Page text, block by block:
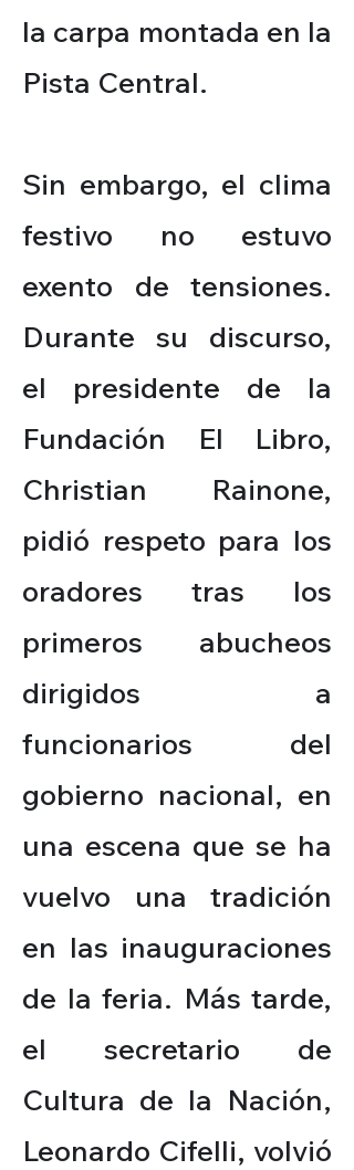
la carpa montada en la
Pista Central.
Sin embargo, el clima
festivo no estuvo
exento de tensiones.
Durante su discurso,
el presidente de la
Fundación El Libro,
Christian Rainone,
pidió respeto para los
oradores tras los
primeros abucheos
dirigidos a
funcionarios del
gobierno nacional, en
una escena que se ha
vuelvo una tradición
en las inauguraciones
de la feria. Más tarde,
el secretario de
Cultura de la Nación,
Leonardo Cifelli, volvió